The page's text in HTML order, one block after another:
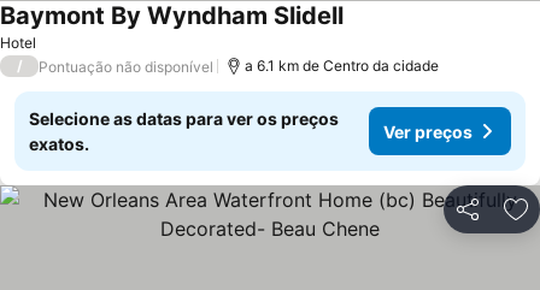
Hotel
Baymont By Wyndham SlidellVer preços
/ Pontuação não disponível a 6.1 km de Centro da cidade
Selecione as datas para ver os preços
exatos.
Ver preços
Partilhar